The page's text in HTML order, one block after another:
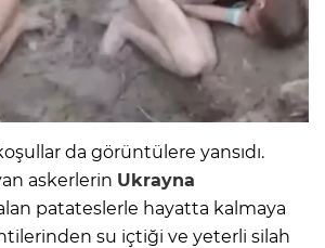
da görüntülere yansıdı.
askerlerin Ukrayna
patateslerle hayatta kalmaya
su içtiği ve yeterli silah